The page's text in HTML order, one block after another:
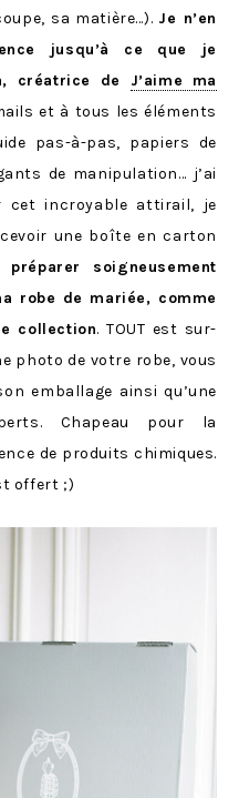
sa matière…). Je n’en
jusqu’à ce que je
créatrice de J’aime ma
et à tous les éléments
pas-à-pas, papiers de
de manipulation… j’ai
cet incroyable attirail, je
une boîte en carton
soigneusement
robe de mariée, comme
collection. TOUT est sur-
photo de votre robe, vous
emballage ainsi qu’une
Chapeau pour la
de produits chimiques.
offert ;)